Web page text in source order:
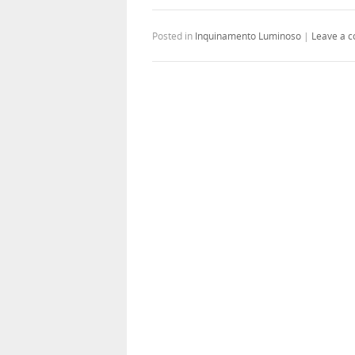
Posted in Inquinamento Luminoso | Leave a